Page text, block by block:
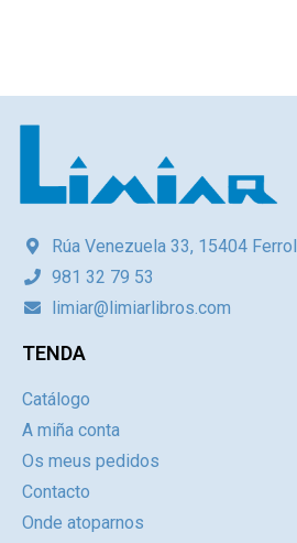
Rúa Venezuela 33, 15404 Ferrol
981 32 79 53
limiar@limiarlibros.com
TENDA
Catálogo
A miña conta
Os meus pedidos
Contacto
Onde atoparnos